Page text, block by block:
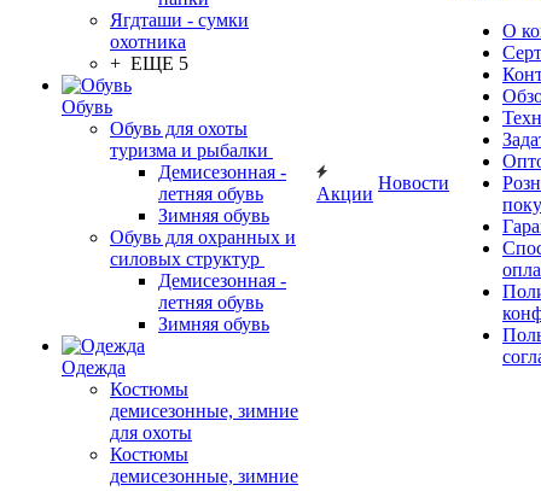
Ягдташи - сумки
охотника
+ ЕЩЕ 5
Обувь
Обувь для охоты
туризма и рыбалки
Демисезонная -
летняя обувь
Зимняя обувь
Обувь для охранных и
силовых структур
Демисезонная -
летняя обувь
Зимняя обувь
Одежда
Костюмы
демисезонные, зимние
для охоты
Костюмы
демисезонные, зимние
Акции
Новости
О